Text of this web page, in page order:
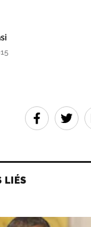
LIÉS